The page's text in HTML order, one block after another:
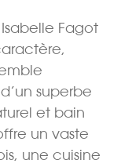
Isabelle Fagot
superbe
et bain
un vaste
une cuisine